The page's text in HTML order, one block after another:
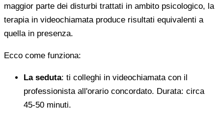
maggior parte dei disturbi trattati in ambito psicologico, la
terapia in videochiamata produce risultati equivalenti a
quella in presenza.
Ecco come funziona:
La seduta: ti colleghi in videochiamata con il
professionista all'orario concordato. Durata: circa
45-50 minuti.